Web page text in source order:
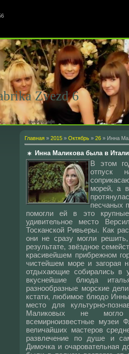
Zvezd 6
Главная » 2015 » Октябрь » 26 » Инна
Инна Маликова была в
В этом
отпуск
морей, а
песчаных
помогли ей в это
удивительное место
Тосканской Ривьеры. Как
они не сразу могли
результате, звёздное
красивейшем прибрежном
чистейшем море и загорая
отдыхающие собирались в
вкуснейшие блюда
разнообразные морские
кстати, любимое блюдо
место для культурно-
Маликовых не могло
всемирноизвестные музеи
величайших мастеров
развлечение по душе и
Димочка и очаровательная